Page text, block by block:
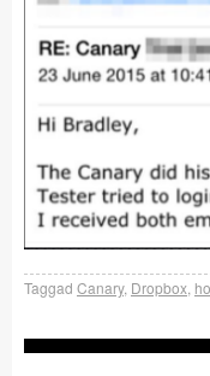
Taggad Canary, Dropbox